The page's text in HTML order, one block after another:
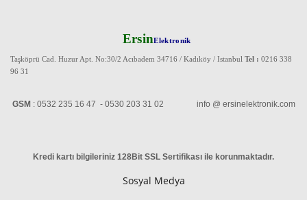
ErsinElektronik
Taşköprü Cad. Huzur Apt. No:30/2 Acıbadem 34716 / Kadıköy / Istanbul Tel : 0216 338
96 31
GSM : 0532 235 16 47 - 0530 203 31 02 info @ ersinelektronik.com
Kredi kartı bilgileriniz 128Bit SSL Sertifikası ile korunmaktadır.
Sosyal Medya